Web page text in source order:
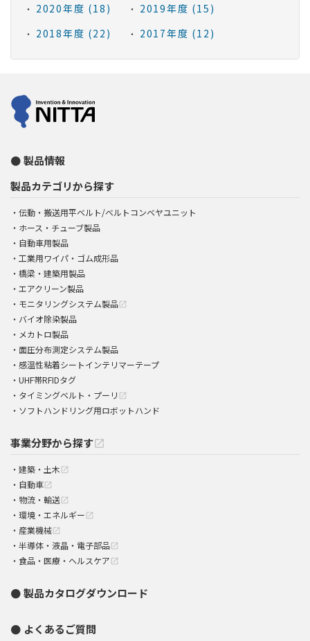
2020年度 (18)
2019年度 (15)
2018年度 (22)
2017年度 (12)
製品情報
製品カテゴリから探す
伝動・搬送用平ベルト/ベルトコンベヤユニット
ホース・チューブ製品
自動車用製品
工業用ワイパ・ゴム成形品
橋梁・建築用製品
エアクリーン製品
モニタリングシステム製品 open_in_new
バイオ除染製品
メカトロ製品
面圧分布測定システム製品
感温性粘着シートインテリマーテープ
UHF帯RFIDタグ
タイミングベルト・プーリ open_in_new
ソフトハンドリング用ロボットハンド
事業分野から探すopen_in_new
建築・土木 open_in_new
自動車 open_in_new
物流・輸送 open_in_new
環境・エネルギー open_in_new
産業機械 open_in_new
半導体・液晶・電子部品 open_in_new
食品・医療・ヘルスケア open_in_new
製品カタログダウンロード
よくあるご質問